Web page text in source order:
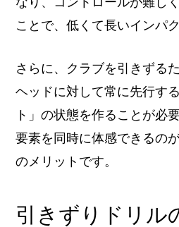
ことで、低くて長いインパ
さらに、クラブを引きずる
ヘッドに対して常に先行す
ト」の状態を作ることが必
要素を同時に体感できるの
のメリットです。
引きずりドリル